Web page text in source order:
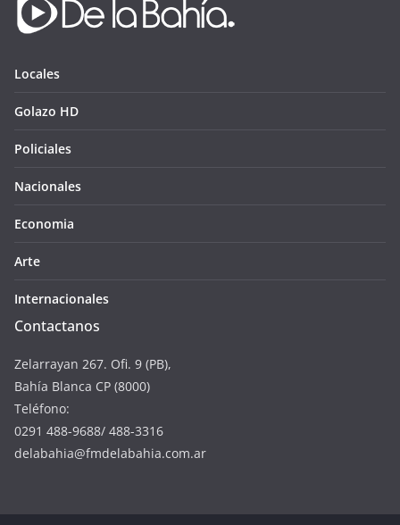
Locales
Golazo HD
Policiales
Nacionales
Economia
Arte
Internacionales
Contactanos
Zelarrayan 267. Ofi. 9 (PB),
Bahía Blanca CP (8000)
Teléfono:
0291 488-9688/ 488-3316
delabahia@fmdelabahia.com.ar